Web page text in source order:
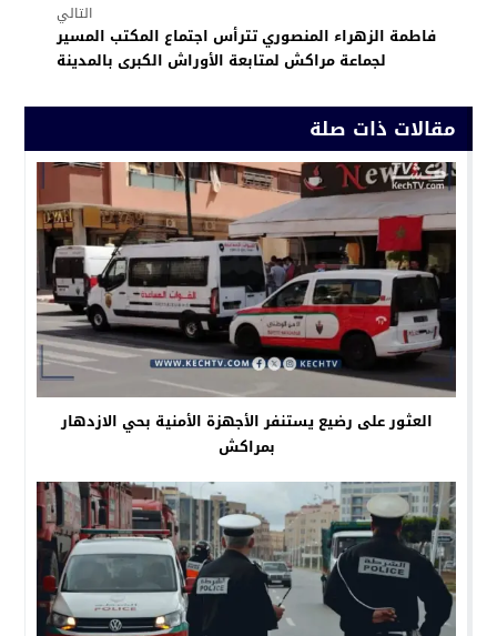
التالي
فاطمة الزهراء المنصوري تترأس اجتماع المكتب المسير
لجماعة مراكش لمتابعة الأوراش الكبرى بالمدينة
مقالات ذات صلة
العثور على رضيع يستنفر الأجهزة الأمنية بحي الازدهار
بمراكش